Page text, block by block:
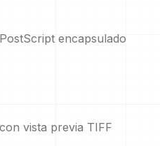
encapsulado
vista previa TIFF